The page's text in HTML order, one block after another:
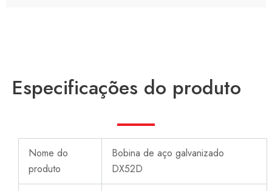
Especificações do produto
Nome do
produto
Bobina de aço galvanizado
DX52D